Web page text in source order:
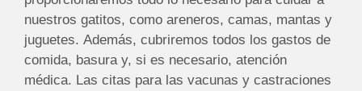
nuestros gatitos, como areneros, camas, mantas y
juguetes. Además, cubriremos todos los gastos de
comida, basura y, si es necesario, atención
médica. Las citas para las vacunas y castraciones